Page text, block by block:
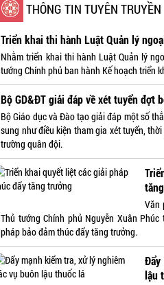
THÔNG TIN TUYÊN TRUYỀN
Triển khai thi hành Luật Quản lý
Nhằm triển khai thi hành Luật Quản lý
tướng Chính phủ ban hành Kế hoạch triển
Bộ GD&ĐT giải đáp về xét tuyển đợt
Bộ Giáo dục và Đào tạo giải đáp một số
sung như điều kiện tham gia xét tuyển,
trường quân đội.
Văn
Thủ tướng Chính phủ Nguyễn Xuân
pháp bảo đảm thúc đẩy tăng trưởng.
Đẩy
lậu